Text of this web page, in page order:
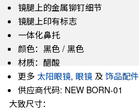
镜腿上的金属铆钉细节
镜腿上印有标志
一体化鼻托
颜色：黑色 / 黑色
材质：醋酸
更多 太阳眼镜, 眼镜 及 饰品配件
供应商代码: NEW BORN-01
大致尺寸：